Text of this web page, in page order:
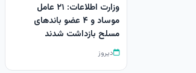
وزارت اطلاعات: ۲۱ عامل
موساد و ۴ عضو باندهای
مسلح بازداشت شدند
دیروز